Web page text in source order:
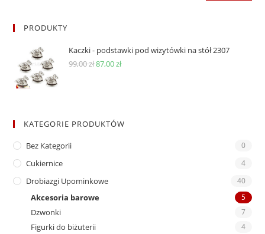
PRODUKTY
Kaczki - podstawki pod wizytówki na stół 2307
99,00złPierwotna
87,00złAktualna
KATEGORIE PRODUKTÓW
Bez Kategorii 0
Cukiernice 4
Drobiazgi Upominkowe 40
Akcesoria barowe 5
Dzwonki 7
Figurki do biżuterii 4